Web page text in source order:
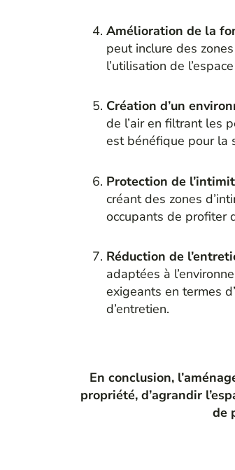
Amélioration de la
peut inclure des
l’utilisation de
Création d’un
de l’air en filtrant les
est bénéfique pour la
Protection de
créant des zones
occupants de profiter
Réduction de
adaptées à
exigeants en termes
d’entretien.
En conclusion,
propriété, d’agrandir
de